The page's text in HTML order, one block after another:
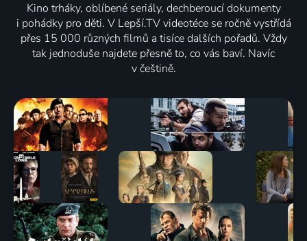
Kino trháky, oblíbené seriály, dechberoucí dokumenty
i pohádky pro děti. V Lepší.TV videotéce se ročně vystřídá
přes 15 000 různých filmů a tisíce dalších pořadů. Vždy
tak jednoduše najdete přesně to, co vás baví. Navíc
v češtině.